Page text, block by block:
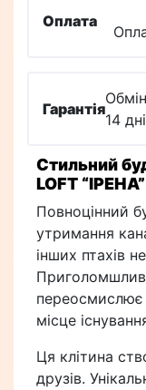
Оплата
Гарантія
14
Стильний
LOFT “ІРЕНА”
Повноцінний
утримання
інших птахів
місце
Ця клітина
друзів.